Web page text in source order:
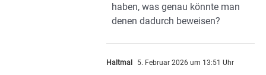
haben, was genau könnte man
denen dadurch beweisen?
Haltmal 5. Februar 2026 um 13:51 Uhr